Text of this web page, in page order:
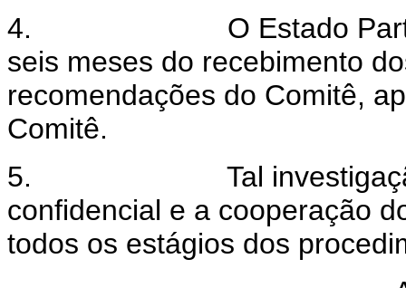
4.
O Estado
seis meses do recebimento
recomendações do Comitê,
Comitê.
5.
Tal
confidencial e a cooperação
todos os estágios dos